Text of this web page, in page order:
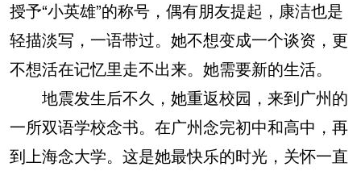
授予“小英雄”的称号，偶有朋友提起，康洁也是
轻描淡写，一语带过。她不想变成一个谈资，更
不想活在记忆里走不出来。她需要新的生活。
地震发生后不久，她重返校园，来到广州的
一所双语学校念书。在广州念完初中和高中，再
到上海念大学。这是她最快乐的时光，关怀一直